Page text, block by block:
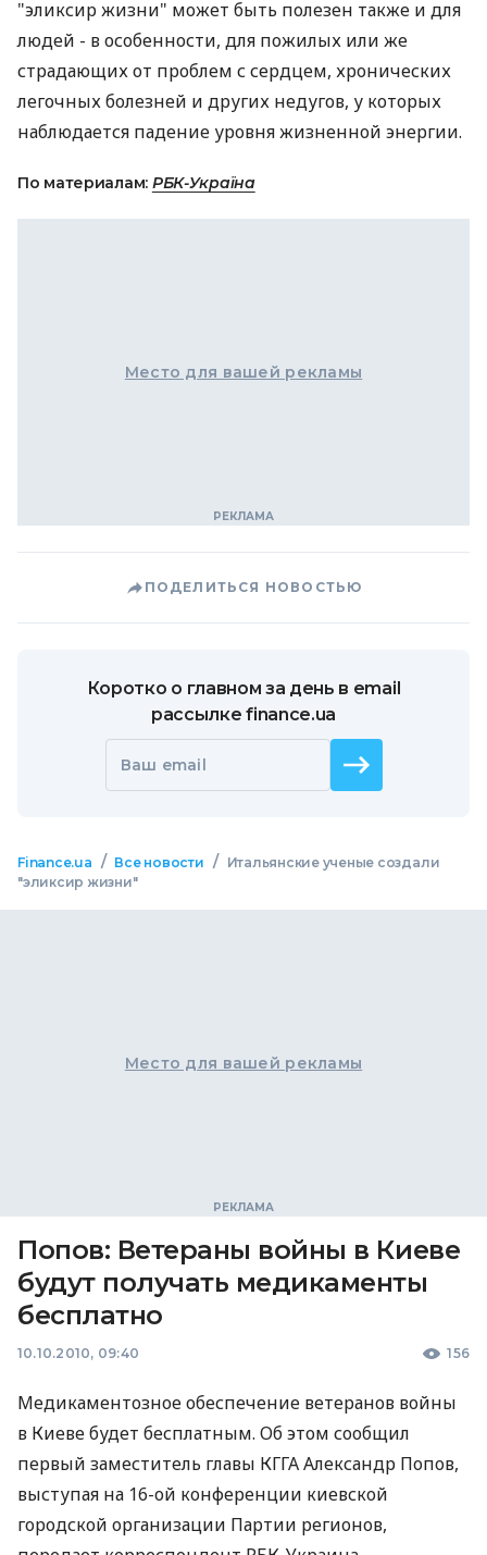
"эликсир жизни" может быть полезен также и для
людей - в особенности, для пожилых или же
страдающих от проблем с сердцем, хронических
легочных болезней и других недугов, у которых
наблюдается падение уровня жизненной энергии.
По материалам: РБК-Україна
Место для вашей рекламы
ПОДЕЛИТЬСЯ НОВОСТЬЮ
Коротко о главном за день в email
рассылке finance.ua
Ваш email
Finance.ua / Все новости /
Итальянские ученые создали
"эликсир жизни"
Место для вашей рекламы
Попов: Ветераны войны в Киеве
будут получать медикаменты
бесплатно
10.10.2010, 09:40 156
Медикаментозное обеспечение ветеранов войны
в Киеве будет бесплатным. Об этом сообщил
первый заместитель главы КГГА Александр Попов,
выступая на 16-ой конференции киевской
городской организации Партии регионов,